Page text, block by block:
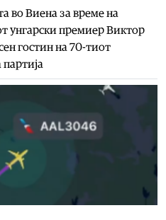
во Виена за време на
унгарски премиер Виктор
гостин на 70-тиот